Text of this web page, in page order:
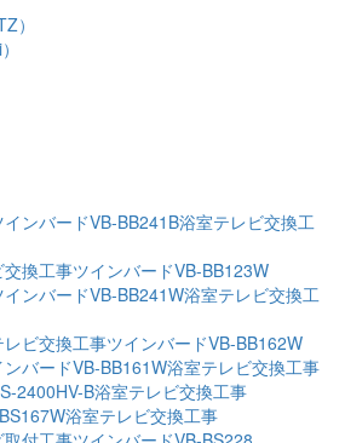
）
ンバードVB-BB241B浴室テレビ交換工
換工事ツインバードVB-BB123W
ンバードVB-BB241W浴室テレビ交換工
ビ交換工事ツインバードVB-BB162W
バードVB-BB161W浴室テレビ交換工事
2400HV-B浴室テレビ交換工事
浴室テレビ交換工事